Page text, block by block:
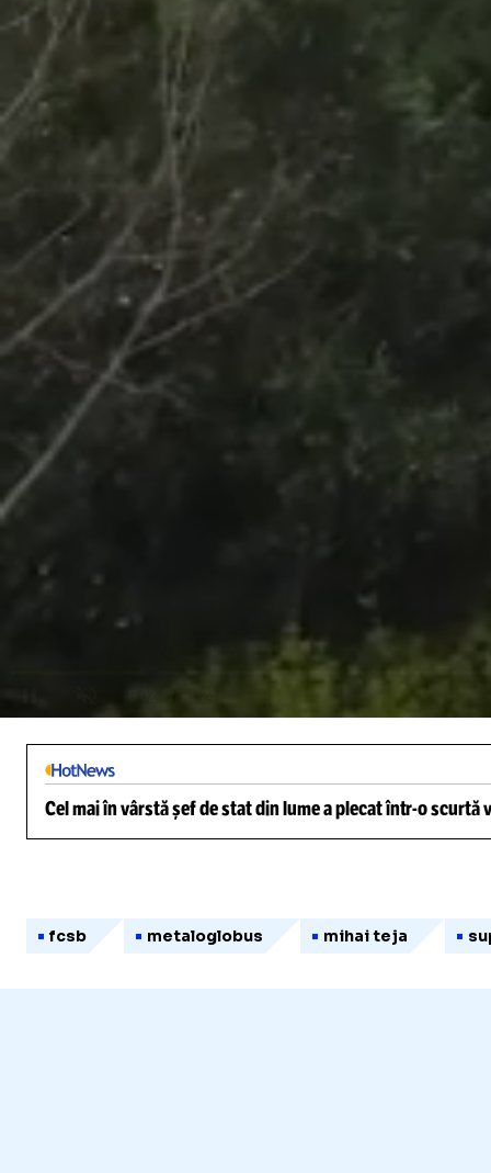
Cel mai în vârstă șef de stat din lume a plecat într-o scurtă
fcsb metaloglobus mihai teja